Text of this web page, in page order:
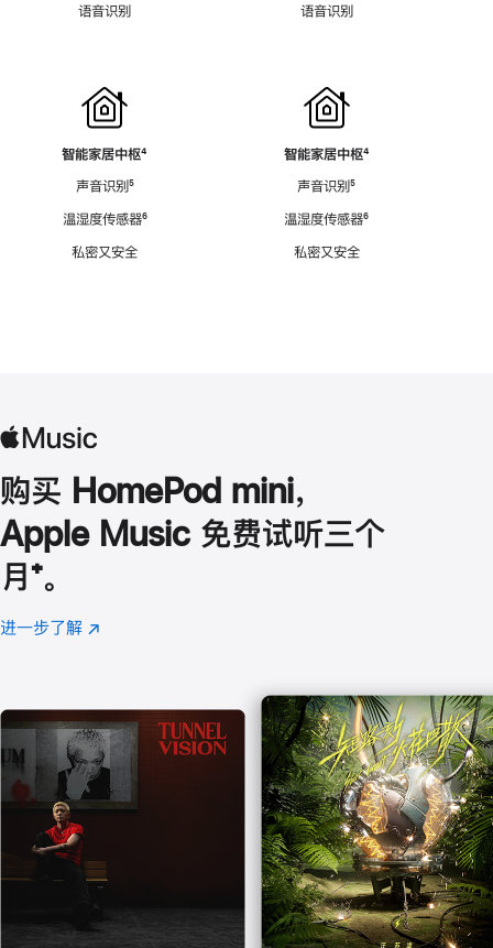
语音识别
智能家居中枢脚
⁴
声音识别脚
⁵
温湿度传感器脚
⁶
私密又安全
语音识别
智能家居中枢脚
⁴
声音识别脚
⁵
温湿度传感器脚
⁶
私密又安全
购买 HomePod mini，
Apple Music 免费试听三个
月 脚
注
⁺。
进一步了解 Apple
(在
口
中
打
开)